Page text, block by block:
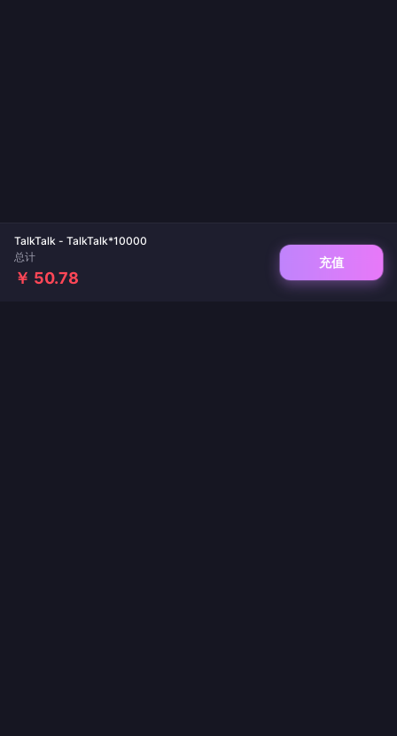
TalkTalk - TalkTalk*10000
总计
￥ 50.78
充值